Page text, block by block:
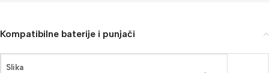
Kompatibilne baterije i punjači